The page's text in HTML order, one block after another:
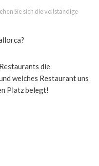
Sie sich die vollständige
die
welches Restaurant uns
Platz belegt!